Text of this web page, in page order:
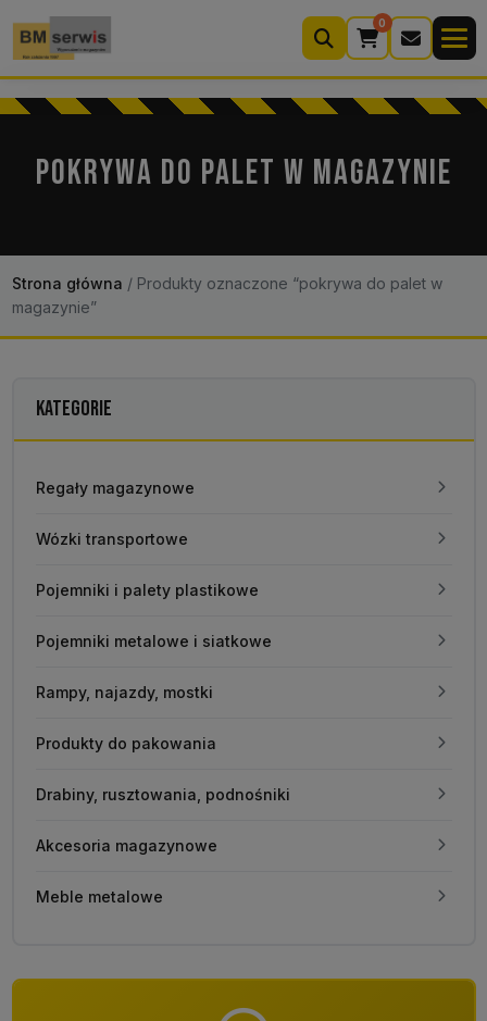
0
Wyszukiwarka
produktów
Kontakt 22 633 33 11
POKRYWA DO PALET W MAGAZYNIE
Strona główna /Produkty oznaczone “pokrywa do palet w
magazynie”
KATEGORIE
Regały magazynowe
Wózki transportowe
Pojemniki i palety plastikowe
Pojemniki metalowe i siatkowe
Rampy, najazdy, mostki
Produkty do pakowania
Drabiny, rusztowania, podnośniki
Akcesoria magazynowe
Meble metalowe